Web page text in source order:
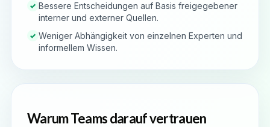
✓ Bessere Entscheidungen auf Basis freigegebener
interner und externer Quellen.
✓ Weniger Abhängigkeit von einzelnen Experten und
informellem Wissen.
Warum Teams darauf vertrauen